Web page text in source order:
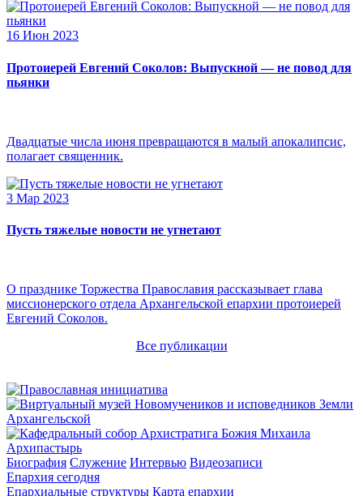
16 Июн 2023
Протоиерей Евгений Соколов: Выпускной — не повод для
пьянки
Двадцатые числа июня превращаются в малый апокалипсис,
полагает священник.
3 Мар 2023
Пусть тяжелые новости не угнетают
О празднике Торжества Православия рассказывает глава
миссионерского отдела Архангельской епархии протоиерей
Евгений Соколов.
Все публикации
Архипастырь
Биография Служение Интервью Видеозаписи
Епархия сегодня
Епархиальные структуры Карта епархии